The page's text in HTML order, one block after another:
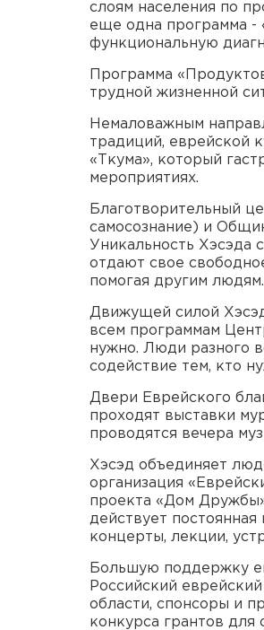
слоям населения по
еще одна программа -
функциональную
Программа
трудной жизненной
Немаловажным
традиций, еврейской
«Ткума», который
мероприятиях.
Благотворительный
самосознание) и
Уникальность Хэсэда
отдают свое
помогая другим людям.
Движущей силой
всем программам
нужно. Люди разного
содействие тем, кто
Двери Еврейского
проходят выставки
проводятся вечера
Хэсэд объединяет
организация
проекта «Дом
действует
концерты, лекции,
Большую поддержку
Российский
области, спонсоры и
конкурса грантов